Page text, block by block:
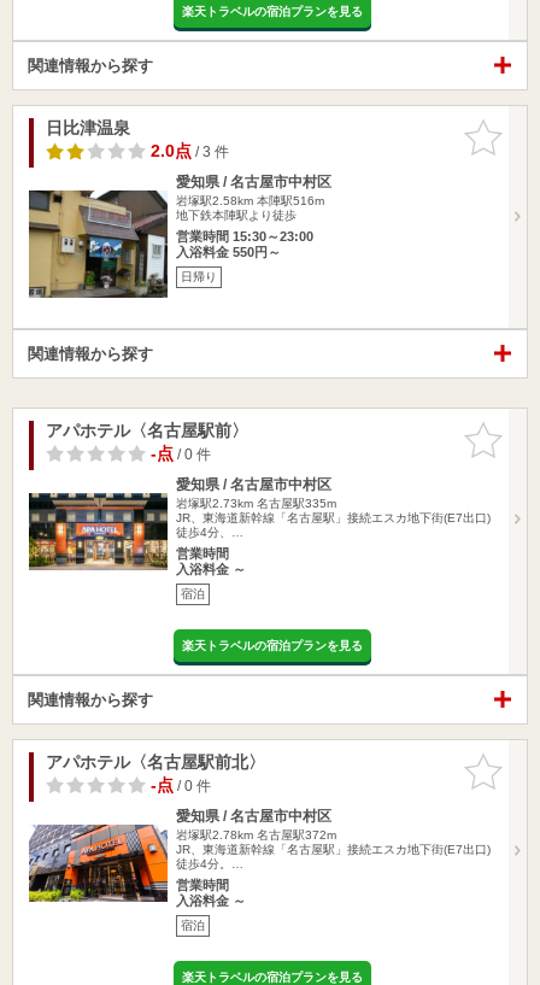
楽天トラベルの宿泊プランを見る
関連情報から探す
お気に入
りに追加
日比津温泉
2.0点/ 3 件
愛知県 / 名古屋市中村区
岩塚駅2.58km 本陣駅516m
地下鉄本陣駅より徒歩
営業時間 15:30～23:00
入浴料金 550円～
日帰り
関連情報から探す
お気に入
りに追加
アパホテル〈名古屋駅前〉
-点/ 0 件
愛知県 / 名古屋市中村区
岩塚駅2.73km 名古屋駅335m
JR、東海道新幹線「名古屋駅」接続エスカ地下街(E7出口)
徒歩4分、…
営業時間
入浴料金 ～
宿泊
楽天トラベルの宿泊プランを見る
関連情報から探す
お気に入
りに追加
アパホテル〈名古屋駅前北〉
-点/ 0 件
愛知県 / 名古屋市中村区
岩塚駅2.78km 名古屋駅372m
JR、東海道新幹線「名古屋駅」接続エスカ地下街(E7出口)
徒歩4分。…
営業時間
入浴料金 ～
宿泊
楽天トラベルの宿泊プランを見る